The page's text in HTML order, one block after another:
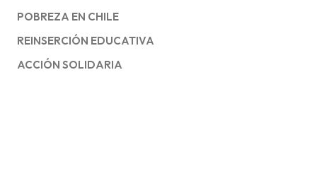
POBREZA EN CHILE
REINSERCIÓN EDUCATIVA
ACCIÓN SOLIDARIA